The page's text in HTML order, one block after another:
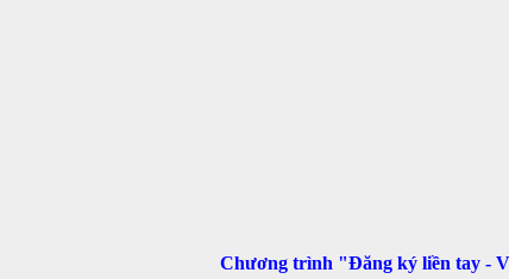
Chương trình "Đăng ký liền tay -